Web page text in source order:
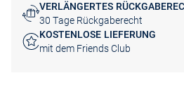
VERLÄNGERTES
30 Tage Rückgaberecht
KOSTENLOSE LIEFERUNG
mit dem Friends Club